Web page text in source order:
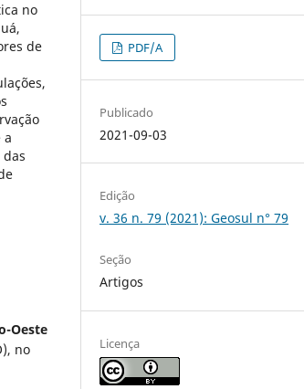
no
de
a
Oeste
no
PDF/A
Publicado
2021-09-03
Edição
v. 36 n. 79 (2021): Geosul n° 79
Seção
Artigos
Licença